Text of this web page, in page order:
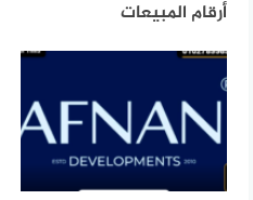
أرقام المبيعات